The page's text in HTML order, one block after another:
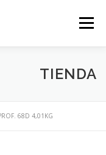
Menú
TIENDA
68D 4,01KG